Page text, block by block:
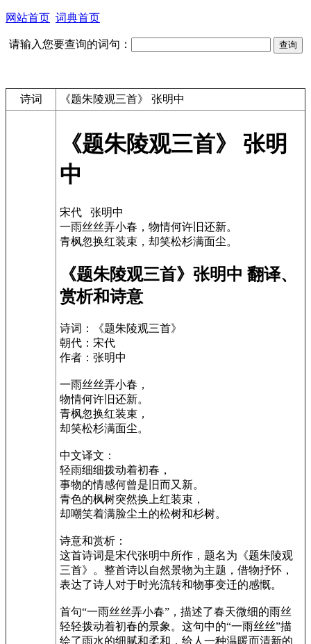
网站首页 词典首页
请输入您要查询的词句：
诗词 《题朱陵观三首》 张明中
《题朱陵观三首》 张明
中
宋代 张明中
一雨丝丝弄小春，物情何许旧还新。
青枫忽换红装束，却笑松杉满面尘。
《题朱陵观三首》张明中 翻译、
赏析和诗意
诗词：《题朱陵观三首》
朝代：宋代
作者：张明中
一雨丝丝弄小春，
物情何许旧还新。
青枫忽换红装束，
却笑松杉满面尘。
中文译文：
轻雨细细拨动着初春，
事物的情感何曾是旧而又新。
青色的枫树突然换上红装束，
却嘲笑着满脸尘土的松树和杉树。
诗意和赏析：
这首诗词是宋代张明中所作，题名为《题朱陵观
三首》。整首诗以自然景物为主题，借物抒怀，
表达了诗人对于时光流转和物事变迁的感慨。
首句“一雨丝丝弄小春”，描述了春天微细的雨丝
轻轻拨动着初春的景象。这句中的“一雨丝丝”描
绘了雨水的细腻和柔和，给人一种温暖而清新的